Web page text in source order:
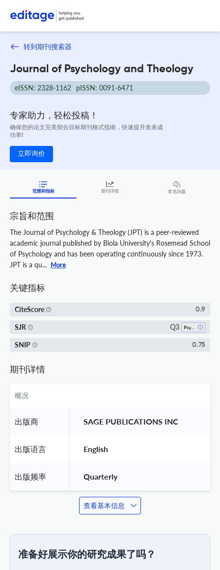
转到期刊搜索器
Journal of Psychology and Theology
eISSN: 2328-1162 pISSN: 0091-6471
专家助力，轻松投稿！
确保您的论文完美契合目标期刊格式指南，快速提升发表成
功率!
立即询价
范围和指标 期刊详情 常见问题
宗旨和范围
The Journal of Psychology & Theology (JPT) is a peer-reviewed
academic journal published by Biola University's Rosemead School
of Psychology and has been operating continuously since 1973.
JPT is a qu... More
关键指标
CiteScore 0.9
SJR Q3
SNIP 0.75
期刊详情
概况
出版商 SAGE PUBLICATIONS INC
出版语言 English
出版频率 Quarterly
查看基本信息
准备好展示你的研究成果了吗？